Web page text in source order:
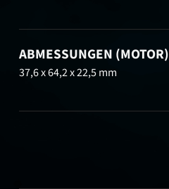
ABMESSUNGEN (MOTOR)
37,6 x 64,2 x 22,5 mm